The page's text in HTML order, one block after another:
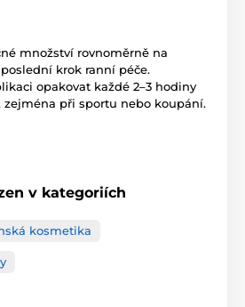
množství rovnoměrně na
krok ranní péče.
opakovat každé 2–3 hodiny
zejména při sportu nebo koupání.
v kategoriích
kosmetika